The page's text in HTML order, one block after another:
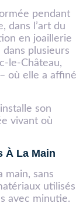
pendant
dans l’art du
en joaillerie
dans plusieurs
le-Château,
où elle a affiné
son
vivant où
À La Main
main, sans
utilisés
avec minutie.